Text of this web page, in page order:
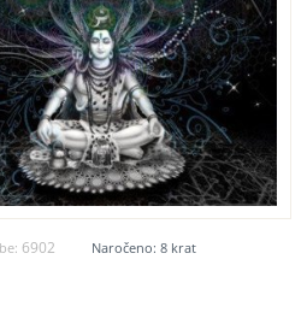
6902 Naročeno: 8 krat